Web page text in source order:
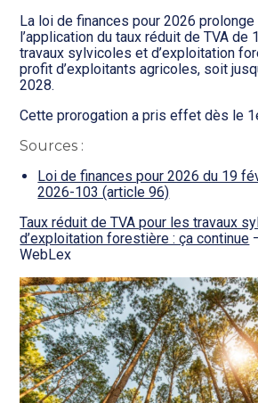
La loi de finances pour 2026 prolonge
l’application du taux réduit de TVA de
travaux sylvicoles et d’exploitation
profit d’exploitants agricoles, soit
2028.
Cette prorogation a pris effet dès le
Sources :
Loi de finances pour 2026 du 19
2026-103 (article 96)
Taux réduit de TVA pour les travaux
d’exploitation forestière : ça continue
WebLex